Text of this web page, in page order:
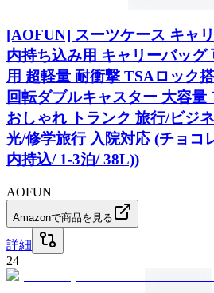
[AOFUN] スーツケース キャ
内持ち込み用 キャリーバッグ
用 超軽量 耐衝撃 TSAロック
回転ダブルキャスター 大容量
おしゃれ トランク 旅行/ビジ
光/修学旅行 入院対応 (チョコ
内持込/ 1-3泊/ 38L))
AOFUN
Amazonで商品を見る
詳細
24